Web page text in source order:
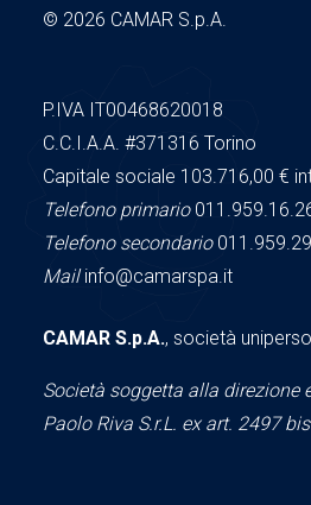
© 2026 CAMAR S.p.A.
P.IVA IT00468620018
C.C.I.A.A. #371316 Torino
Capitale sociale 103.716,00 €
Telefono primario
Telefono secondario
Mailinfo@camarspa.it
CAMAR S.p.A., società
Società soggetta alla direzione
Paolo Riva S.r.L. ex art. 2497